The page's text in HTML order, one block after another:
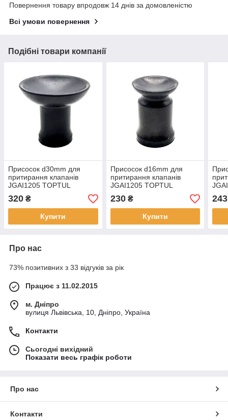
Повернення товару впродовж 14 днів за домовленістю
Всі умови повернення
Подібні товари компанії
Присосок d30mm для
притирання клапанів
JGAI1205 TOPTUL
JAEM0343
320 ₴
Купити
Присосок d16mm для
притирання клапанів
JGAI1205 TOPTUL
JAEM0341
230₴
Купити
243
Про нас
73% позитивних з 33 відгуків за рік
Працює з 11.02.2015
м. Дніпро
вулиця Львівська, 10, Дніпро, Україна
Контакти
Сьогодні вихідний
Показати весь графік роботи
Про нас
Контакти